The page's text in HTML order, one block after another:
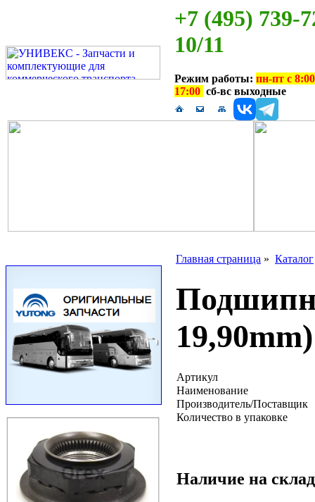
+7 (495) 739-
10/11
Режим работы: пн-пт с
17:00 сб-вс выходные
Главная страница » Каталог
19,90mm)
Артикул
Наименование
Производитель/Поставщик
Количество в упаковке
Наличие на